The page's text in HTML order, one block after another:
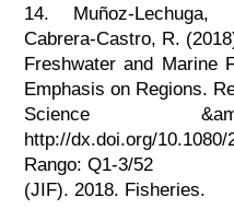
14. Muñoz-Lechuga,
Cabrera-Castro, R.
Freshwater and Marine
Emphasis on Regions.
Science
http://dx.doi.org/10.1080/
Rango: Q1-3/52
(JIF). 2018. Fisheries.